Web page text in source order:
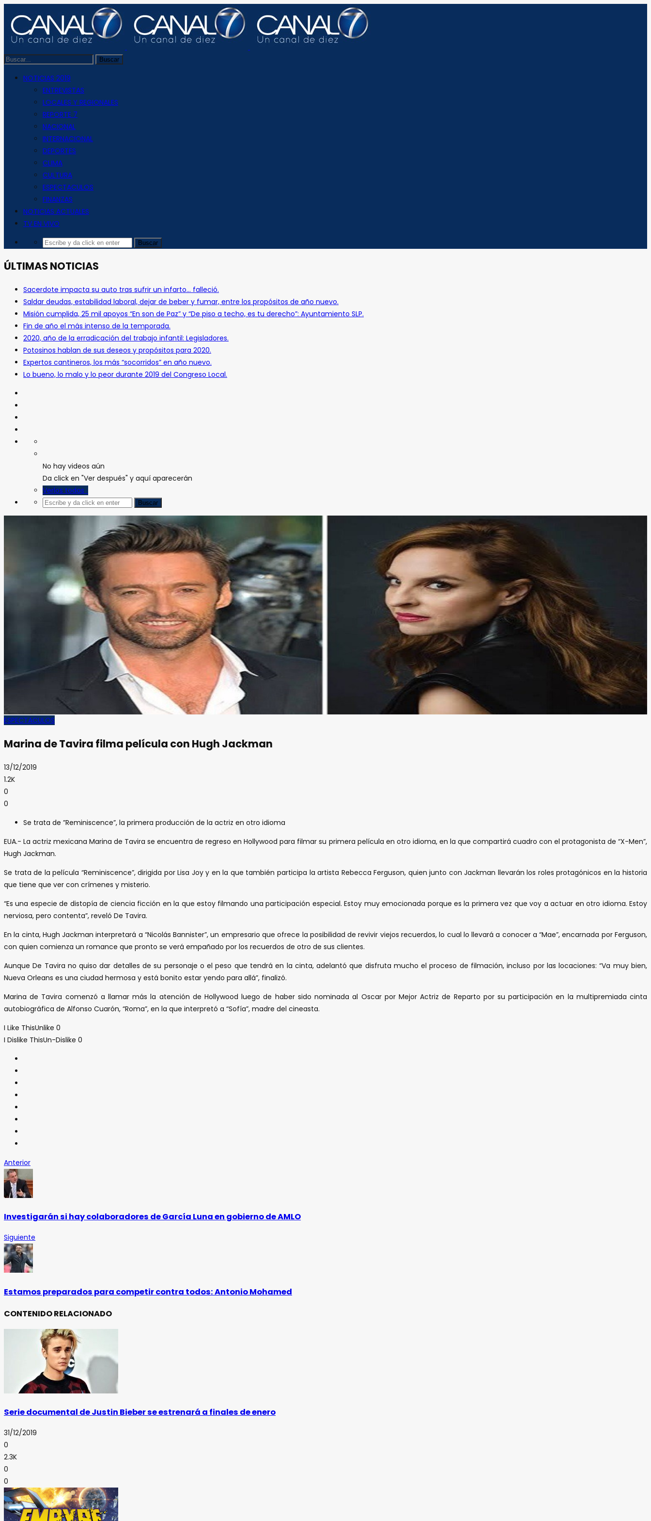
NOTICIAS 2019
ENTREVISTAS
LOCALES Y REGIONALES
REPORTE 7
NACIONAL
INTERNACIONAL
DEPORTES
CLIMA
CULTURA
ESPECTACULOS
FINANZAS
NOTICIAS ACTUALES
TV EN VIVO
ÚLTIMAS NOTICIAS
Sacerdote impacta su auto tras sufrir un infarto… falleció.
Saldar deudas, estabilidad laboral, dejar de beber y fumar, entre los propósitos de año nuevo.
Misión cumplida, 25 mil apoyos “En son de Paz” y “De piso a techo, es tu derecho”: Ayuntamiento SLP.
Fin de año el más intenso de la temporada.
2020, año de la erradicación del trabajo infantil: Legisladores.
Potosinos hablan de sus deseos y propósitos para 2020.
Expertos cantineros, los más “socorridos” en año nuevo.
Lo bueno, lo malo y lo peor durante 2019 del Congreso Local.
No hay videos aún
Da click en "Ver después" y aquí aparecerán
Verlos todos
ESPECTACULOS
Marina de Tavira filma película con Hugh Jackman
13/12/2019
1.2K
0
0
Se trata de ”Reminiscence”, la primera producción de la actriz en otro idioma
EUA.- La actriz mexicana Marina de Tavira se encuentra de regreso en Hollywood para filmar su primera película en otro idioma, en la que compartirá cuadro con el protagonista de “X-Men”,
Hugh Jackman.
Se trata de la película “Reminiscence”, dirigida por Lisa Joy y en la que también participa la artista Rebecca Ferguson, quien junto con Jackman llevarán los roles protagónicos en la historia
que tiene que ver con crímenes y misterio.
“Es una especie de distopía de ciencia ficción en la que estoy filmando una participación especial. Estoy muy emocionada porque es la primera vez que voy a actuar en otro idioma. Estoy
nerviosa, pero contenta”, reveló De Tavira.
En la cinta, Hugh Jackman interpretará a “Nicolás Bannister”, un empresario que ofrece la posibilidad de revivir viejos recuerdos, lo cual lo llevará a conocer a “Mae”, encarnada por Ferguson,
con quien comienza un romance que pronto se verá empañado por los recuerdos de otro de sus clientes.
Aunque De Tavira no quiso dar detalles de su personaje o el peso que tendrá en la cinta, adelantó que disfruta mucho el proceso de filmación, incluso por las locaciones: “Va muy bien,
Nueva Orleans es una ciudad hermosa y está bonito estar yendo para allá”, finalizó.
Marina de Tavira comenzó a llamar más la atención de Hollywood luego de haber sido nominada al Oscar por Mejor Actriz de Reparto por su participación en la multipremiada cinta
autobiográfica de Alfonso Cuarón, “Roma”, en la que interpretó a “Sofía”, madre del cineasta.
I Like ThisUnlike 0
I Dislike ThisUn-Dislike 0
Anterior
Investigarán si hay colaboradores de García Luna en gobierno de AMLO
Siguiente
Estamos preparados para competir contra todos: Antonio Mohamed
CONTENIDO RELACIONADO
Serie documental de Justin Bieber se estrenará a finales de enero
31/12/2019
0
2.3K
0
0